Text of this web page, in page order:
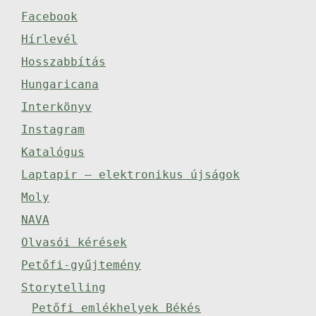
Facebook
Hírlevél
Hosszabbítás
Hungaricana
Interkönyv
Instagram
Katalógus
Laptapir – elektronikus újságok
Moly
NAVA
Olvasói kérések
Petőfi-gyűjtemény
Storytelling
Petőfi emlékhelyek Békés